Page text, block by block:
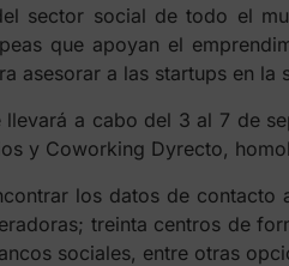
sector social de todo el
que apoyan el
asesorar a las startups en
llevará a cabo del 3 al 7 de
y Coworking Dyrecto,
los datos de
treinta centros de
sociales, entre otras